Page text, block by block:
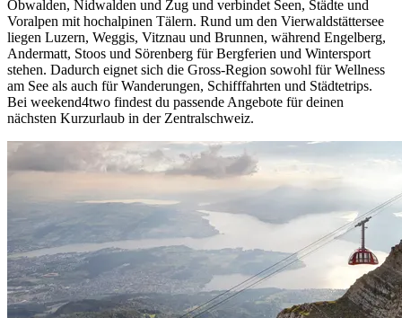
Obwalden, Nidwalden und Zug und verbindet Seen, Städte und
Voralpen mit hochalpinen Tälern. Rund um den Vierwaldstättersee
liegen Luzern, Weggis, Vitznau und Brunnen, während Engelberg,
Andermatt, Stoos und Sörenberg für Bergferien und Wintersport
stehen. Dadurch eignet sich die Gross-Region sowohl für Wellness
am See als auch für Wanderungen, Schifffahrten und Städtetrips.
Bei weekend4two findest du passende Angebote für deinen
nächsten Kurzurlaub in der Zentralschweiz.